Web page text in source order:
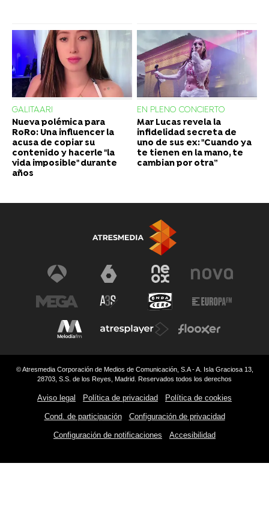
GALITAARI
Nueva polémica para
RoRo: Una influencer la
acusa de copiar su
contenido y hacerle "la
vida imposible" durante
años
EN PLENO CONCIERTO
Mar Lucas revela la
infidelidad secreta de
uno de sus ex: "Cuando ya
te tienen en la mano, te
cambian por otra”
© Atresmedia Corporación de Medios de Comunicación, S.A - A. Isla Graciosa 13,
28703, S.S. de los Reyes, Madrid. Reservados todos los derechos
Aviso legal Política de privacidad Política de cookies
Cond. de participación Configuración de privacidad
Configuración de notificaciones Accesibilidad